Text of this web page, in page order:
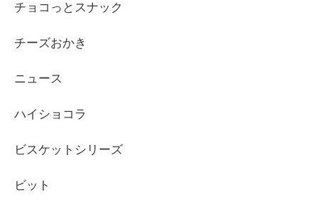
チョコっとスナック
チーズおかき
ニュース
ハイショコラ
ビスケットシリーズ
ビット